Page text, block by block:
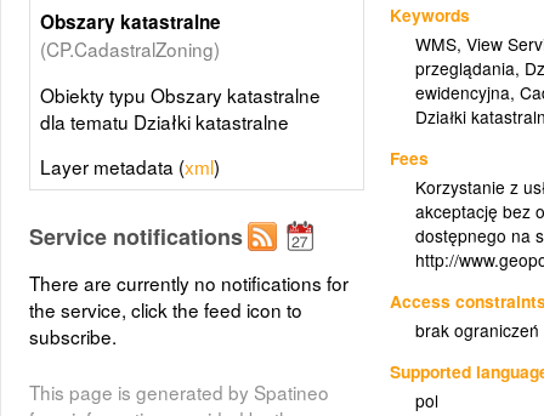
Keywords
WMS,View
przeglądania,
ewidencyjna,
Działki
Fees
Korzystanie z
akceptację bez
dostępnego na
http://
Access
brak ograniczeń
Supported
pol
Obszary katastralne
(CP.CadastralZoning)
Obiekty typu Obszary katastralne
dla tematu Działki katastralne
Layer metadata (xml)
Service notifications
There are currently no notifications for
the service, click the feed icon to
subscribe.
This page is generated by Spatineo